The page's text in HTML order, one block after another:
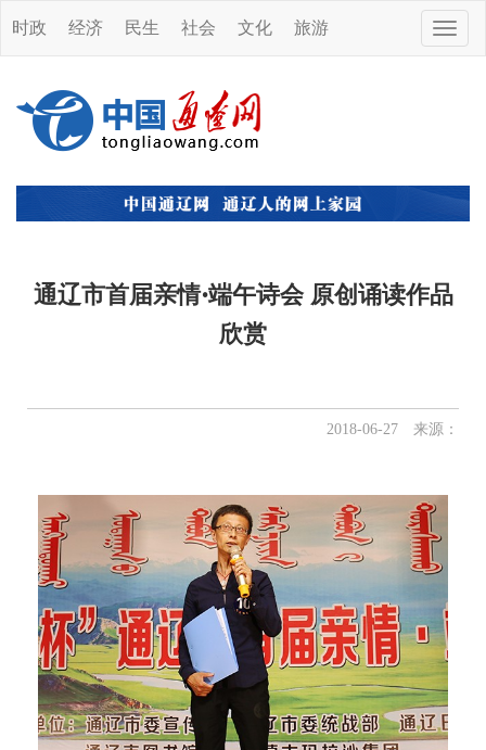
Toggle
时政 经济 民生 社会 文化 旅游
通辽市首届亲情·端午诗会 原创诵读作品
欣赏
2018-06-27 来源：